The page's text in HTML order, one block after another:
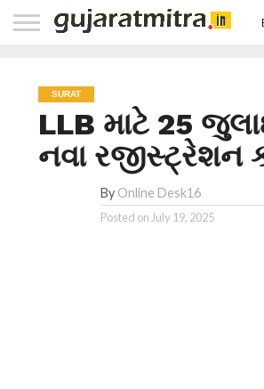
SURAT
LLB માટે 25
નવા રજીસ્ટ્રેશન
By Online Desk16
Posted on July 19, 2025